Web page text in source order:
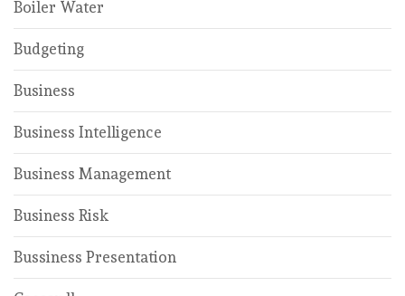
Boiler Water
Budgeting
Business
Business Intelligence
Business Management
Business Risk
Bussiness Presentation